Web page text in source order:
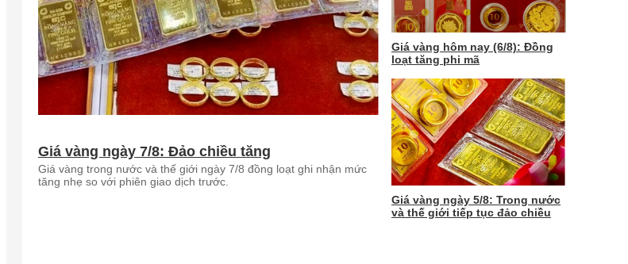
Giá vàng ngày 7/8: Đảo chiều tăng
Giá vàng trong nước và thế giới ngày 7/8 đồng loạt ghi nhận mức
tăng nhẹ so với phiên giao dịch trước.
Giá vàng hôm nay (6/8): Đồng
loạt tăng phi mã
Giá vàng ngày 5/8: Trong nước
và thế giới tiếp tục đảo chiều